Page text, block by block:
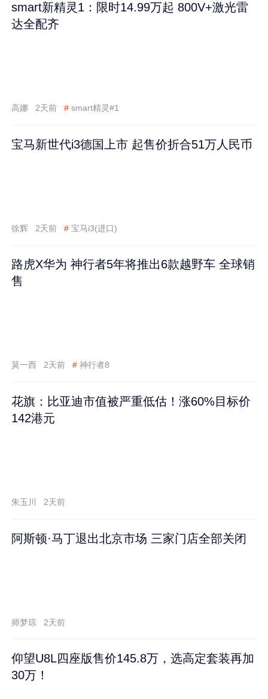
smart新精灵1：限时14.99万起 800V+激光雷
达全配齐
高娜 2天前 # smart精灵#1
宝马新世代i3德国上市 起售价折合51万人民币
徐辉 2天前 # 宝马i3(进口)
路虎X华为 神行者5年将推出6款越野车 全球销
售
莫一西 2天前 # 神行者8
花旗：比亚迪市值被严重低估！涨60%目标价
142港元
朱玉川 2天前
阿斯顿·马丁退出北京市场 三家门店全部关闭
师梦琼 2天前
仰望U8L四座版售价145.8万，选高定套装再加
30万！